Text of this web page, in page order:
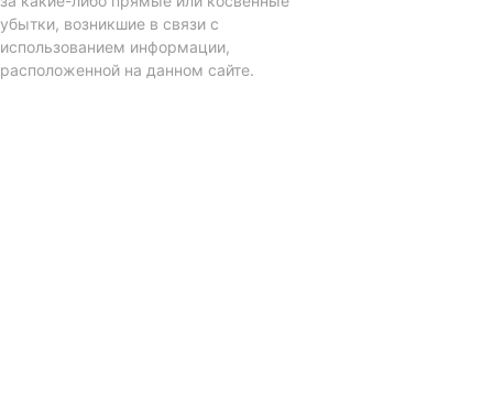
убытки, возникшие в связи с
использованием информации,
расположенной на данном сайте.